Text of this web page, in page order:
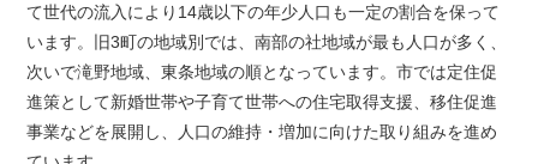
て世代の流入により14歳以下の年少人口も一定の割合を保って
います。旧3町の地域別では、南部の社地域が最も人口が多く、
次いで滝野地域、東条地域の順となっています。市では定住促
進策として新婚世帯や子育て世帯への住宅取得支援、移住促進
事業などを展開し、人口の維持・増加に向けた取り組みを進め